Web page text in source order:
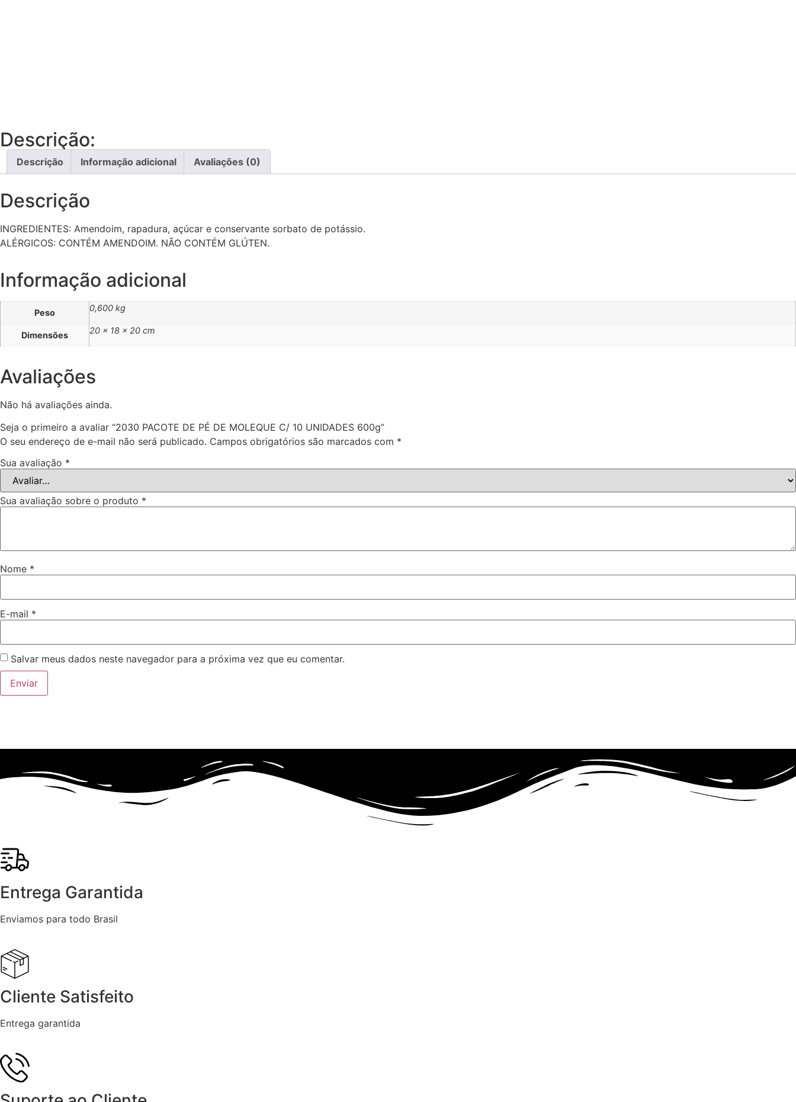
Descrição:
Descrição Informação adicional Avaliações (0)
Descrição
INGREDIENTES: Amendoim, rapadura, açúcar e conservante sorbato de potássio.
ALÉRGICOS: CONTÉM AMENDOIM. NÃO CONTÉM GLÚTEN.
Informação adicional
Peso 0,600 kg
Dimensões 20 × 18 × 20 cm
Avaliações
Não há avaliações ainda.
Seja o primeiro a avaliar “2030 PACOTE DE PÉ DE MOLEQUE C/ 10 UNIDADES 600g”
O seu endereço de e-mail não será publicado. Campos obrigatórios são marcados com *
Sua avaliação *
Sua avaliação sobre o produto *
Nome *
E-mail *
Salvar meus dados neste navegador para a próxima vez que eu comentar.
Entrega Garantida
Enviamos para todo Brasil
Cliente Satisfeito
Entrega garantida